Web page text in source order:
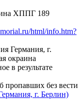
ХППГ 189
html/info.htm?
Германия, г.
окраина
в результате
пропавших без вести
г. Берлин)